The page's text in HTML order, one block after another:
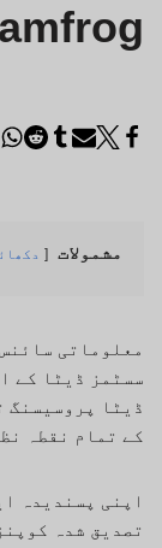
مشمولات
سسٹمز ڈیٹا کے
ڈیٹا پروسیسنگ
کے تمام نقطہ
اپنی پسندیدہ